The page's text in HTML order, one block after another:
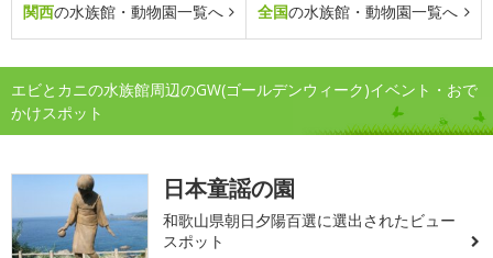
関西の水族館・動物園一覧へ 全国の水族館・動物園一覧へ
エビとカニの水族館周辺のGW(ゴールデンウィーク)イベント・おで
かけスポット
日本童謡の園
和歌山県朝日夕陽百選に選出されたビュー
スポット